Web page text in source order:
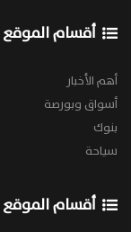
أقسام الموقع
أهم الأخبار
أسواق وبورصة
بنوك
سياحة
أقسام الموقع